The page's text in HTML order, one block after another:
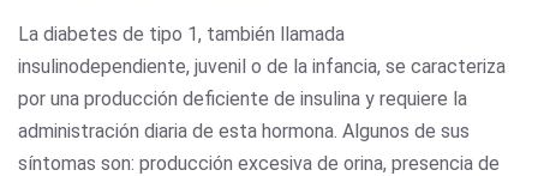
La diabetes de tipo 1, también llamada
insulinodependiente, juvenil o de la infancia, se caracteriza
por una producción deficiente de insulina y requiere la
administración diaria de esta hormona. Algunos de sus
síntomas son: producción excesiva de orina, presencia de